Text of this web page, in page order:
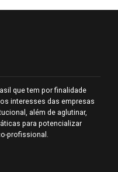
que tem por finalidade
interesses das empresas
além de aglutinar,
para potencializar
profissional.